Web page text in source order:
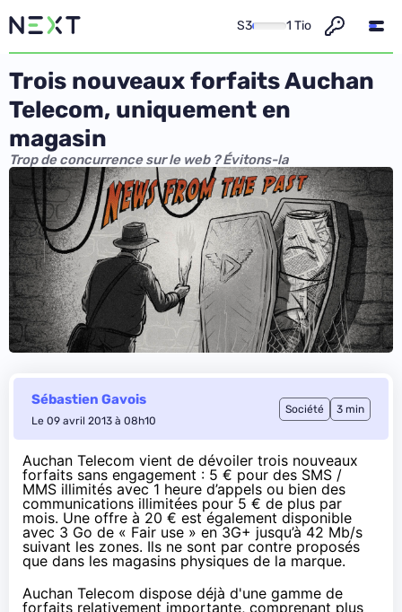
S3 1 Tio
Trois nouveaux forfaits Auchan
Telecom, uniquement en
magasin
Trop de concurrence sur le web ? Évitons-la
Sébastien Gavois
Le 09 avril 2013 à 08h10
Société 3 min
Auchan Telecom vient de dévoiler trois nouveaux
forfaits sans engagement : 5 € pour des SMS /
MMS illimités avec 1 heure d’appels ou bien des
communications illimitées pour 5 € de plus par
mois. Une offre à 20 € est également disponible
avec 3 Go de « Fair use » en 3G+ jusqu’à 42 Mb/s
suivant les zones. Ils ne sont par contre proposés
que dans les magasins physiques de la marque.
Auchan Telecom dispose déjà d'une gamme de
forfaits relativement importante, comprenant plus